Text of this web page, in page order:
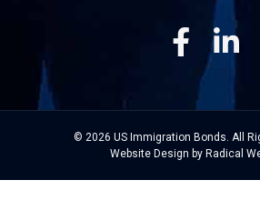
FacebookLinkedin
© 2026 US Immigration Bonds. All
Website Design by Radical